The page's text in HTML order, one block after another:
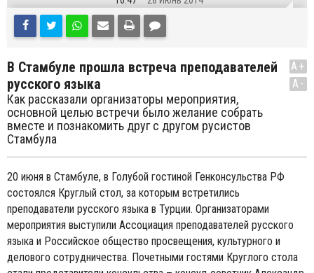
В Стамбуле прошла встреча преподавателей
русского языка
Как рассказали организаторы мероприятия,
основной целью встречи было желание собрать
вместе и познакомить друг с другом русистов
Стамбула
A+
A-
20 июня в Стамбуле, в Голубой гостиной Генконсульства РФ
состоялся Круглый стол, за которым встретились
преподаватели русского языка в Турции. Организаторами
мероприятия выступили Ассоциация преподавателей русского
языка и Российское общество просвещения, культурного и
делового сотрудничества. Почетными гостями Круглого стола